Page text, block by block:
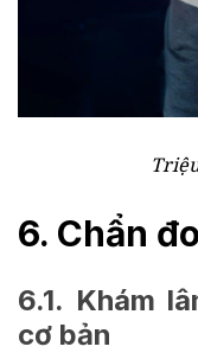
6. Chẩn
6.1. Khám
cơ bản